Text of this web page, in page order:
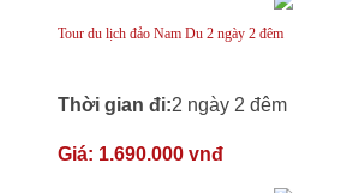
Tour du lịch đảo Nam Du 2 ngày 2 đêm
Thời gian đi:2 ngày 2 đêm
Giá: 1.690.000 vnđ